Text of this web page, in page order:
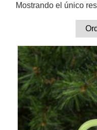
Mostrando el único